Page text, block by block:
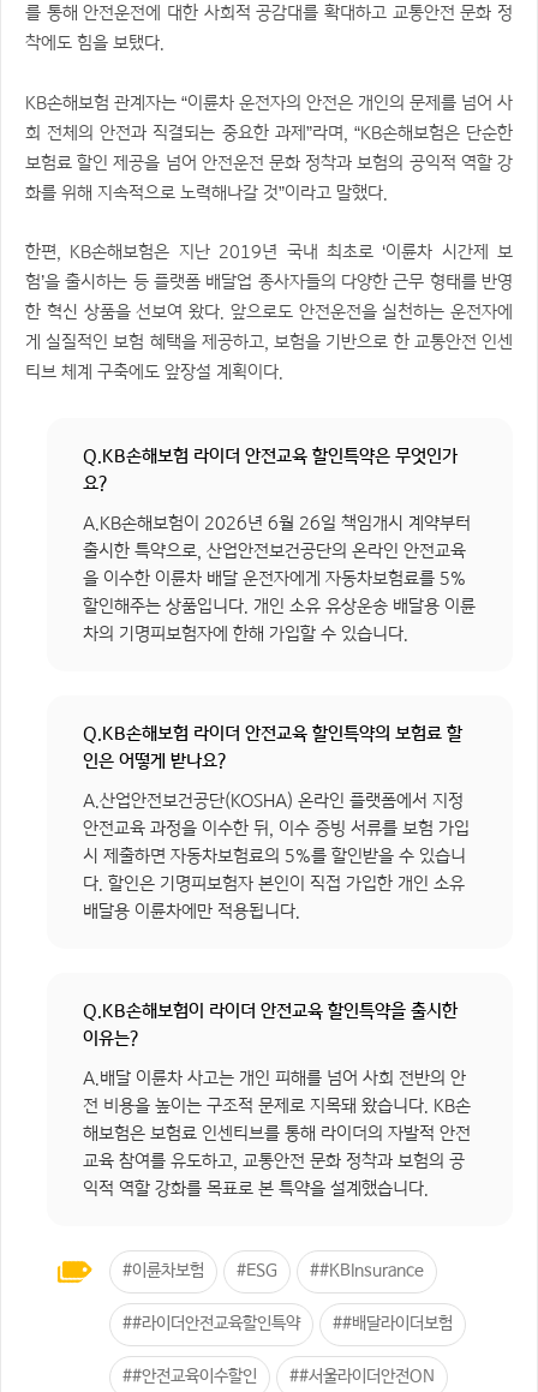
를 통해 안전운전에 대한 사회적 공감대를 확대하고 교통안전 문화 정
착에도 힘을 보탰다.
KB손해보험 관계자는 “이륜차 운전자의 안전은 개인의 문제를 넘어 사
회 전체의 안전과 직결되는 중요한 과제”라며, “KB손해보험은 단순한
보험료 할인 제공을 넘어 안전운전 문화 정착과 보험의 공익적 역할 강
화를 위해 지속적으로 노력해나갈 것”이라고 말했다.
한편, KB손해보험은 지난 2019년 국내 최초로 ‘이륜차 시간제 보
험’을 출시하는 등 플랫폼 배달업 종사자들의 다양한 근무 형태를 반영
한 혁신 상품을 선보여 왔다. 앞으로도 안전운전을 실천하는 운전자에
게 실질적인 보험 혜택을 제공하고, 보험을 기반으로 한 교통안전 인센
티브 체계 구축에도 앞장설 계획이다.
Q.KB손해보험 라이더 안전교육 할인특약은 무엇인가
요?
A.KB손해보험이 2026년 6월 26일 책임개시 계약부터
출시한 특약으로, 산업안전보건공단의 온라인 안전교육
을 이수한 이륜차 배달 운전자에게 자동차보험료를 5%
할인해주는 상품입니다. 개인 소유 유상운송 배달용 이륜
차의 기명피보험자에 한해 가입할 수 있습니다.
Q.KB손해보험 라이더 안전교육 할인특약의 보험료 할
인은 어떻게 받나요?
A.산업안전보건공단(KOSHA) 온라인 플랫폼에서 지정
안전교육 과정을 이수한 뒤, 이수 증빙 서류를 보험 가입
시 제출하면 자동차보험료의 5%를 할인받을 수 있습니
다. 할인은 기명피보험자 본인이 직접 가입한 개인 소유
배달용 이륜차에만 적용됩니다.
Q.KB손해보험이 라이더 안전교육 할인특약을 출시한
이유는?
A.배달 이륜차 사고는 개인 피해를 넘어 사회 전반의 안
전 비용을 높이는 구조적 문제로 지목돼 왔습니다. KB손
해보험은 보험료 인센티브를 통해 라이더의 자발적 안전
교육 참여를 유도하고, 교통안전 문화 정착과 보험의 공
익적 역할 강화를 목표로 본 특약을 설계했습니다.
#이륜차보험 #ESG ##KBInsurance
##라이더안전교육할인특약 ##배달라이더보험
##안전교육이수할인 ##서울라이더안전ON